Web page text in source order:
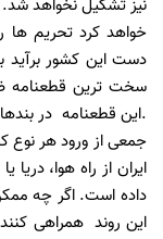
نیز تشکیل نخواهد
خواهد کرد تحریم ها
.این قطعنامه در
جمعی از ورود هر نوع
ایران از راه هوا،
داده است. اگر چه
این روند همراهی